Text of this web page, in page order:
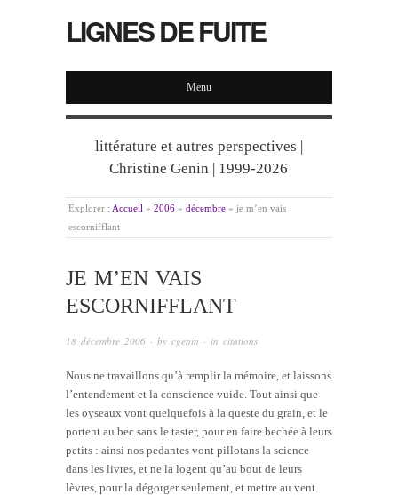
LIGNES DE FUITE
Menu
littérature et autres perspectives |
Christine Genin | 1999-2026
Explorer : Accueil » 2006 » décembre » je m’en vais
escornifflant
JE M’EN VAIS
ESCORNIFFLANT
18 décembre 2006 · by cgenin · in citations
Nous ne travaillons qu’à remplir la mémoire, et laissons
l’entendement et la conscience vuide. Tout ainsi que
les oyseaux vont quelquefois à la queste du grain, et le
portent au bec sans le taster, pour en faire bechée à leurs
petits : ainsi nos pedantes vont pillotans la science
dans les livres, et ne la logent qu’au bout de leurs
lèvres, pour la dégorger seulement, et mettre au vent.